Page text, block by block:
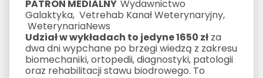
PATRON MEDIALNY Wydawnictwo
Galaktyka, Vetrehab Kanał Weterynaryjny,
WeterynariaNews
Udział w wykładach to jedyne 1650 złza
dwa dni wypchane po brzegi wiedzą z zakresu
biomechaniki, ortopedii, diagnostyki, patologii
oraz rehabilitacji stawu biodrowego. To